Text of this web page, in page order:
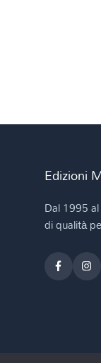
Edizioni
Dal 1995
di qualità